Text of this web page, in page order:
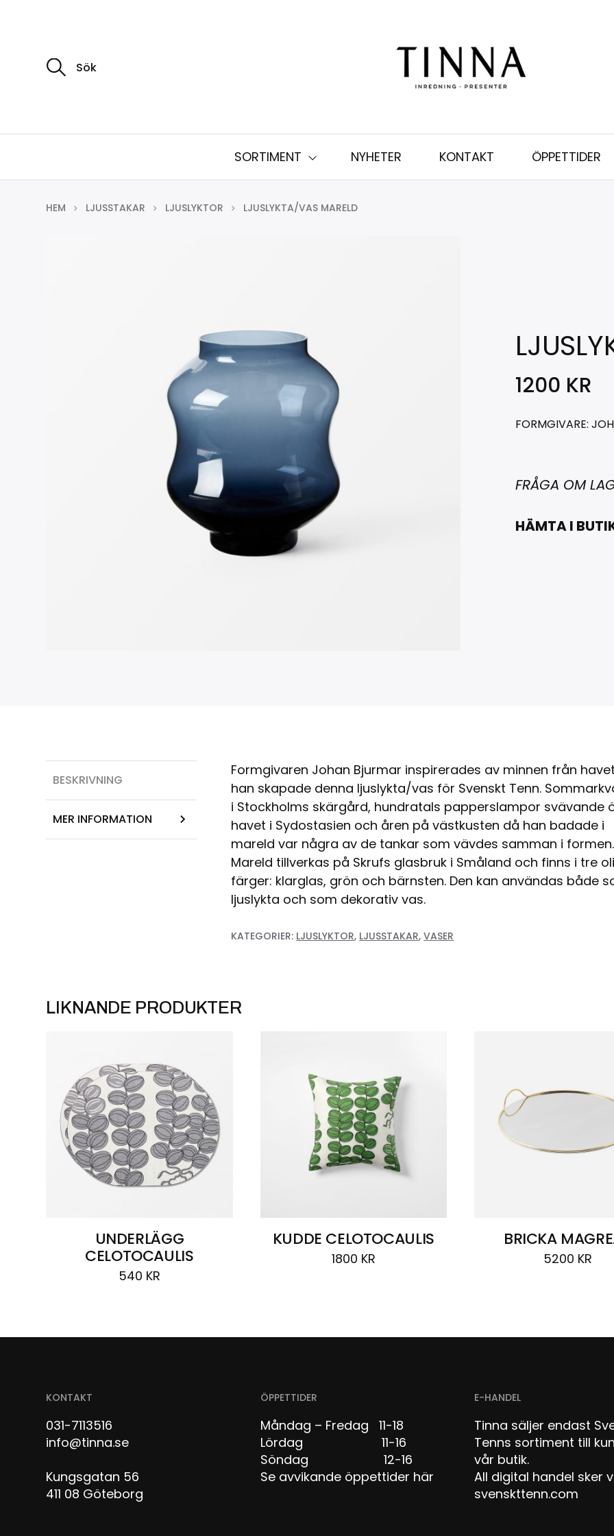
S
ö
e
SORTIMENT NYHETER KONTAKT ÖPPETTIDER
HEM LJUSSTAKAR LJUSLYKTOR LJUSLYKTA/VAS MARELD
1200 KR
FORMGIVARE:
FRÅGA OM
HÄMTA I
BESKRIVNING
MER INFORMATION
Formgivaren Johan Bjurmar inspirerades av minnen från
han skapade denna ljuslykta/vas för Svenskt Tenn.
i Stockholms skärgård, hundratals papperslampor svävande
havet i Sydostasien och åren på västkusten då han badade i
mareld var några av de tankar som vävdes samman i formen.
Mareld tillverkas på Skrufs glasbruk i Småland och finns i tre
färger: klarglas, grön och bärnsten. Den kan användas både
ljuslykta och som dekorativ vas.
KATEGORIER: LJUSLYKTOR, LJUSSTAKAR,VASER
LIKNANDE PRODUKTER
UNDERLÄGG
CELOTOCAULIS
540 KR
KUDDE CELOTOCAULIS
1800 KR
BRICKA
5200 KR
KONTAKT
031-7113516
info@tinna.se
Kungsgatan 56
411 08 Göteborg
ÖPPETTIDER
Måndag – Fredag 11-18
Lördag 11-16
Söndag 12-16
Se avvikande öppettider här
E-HANDEL
Tinna säljer endast
Tenns sortiment till
vår butik.
All digital handel sker
svenskttenn.com